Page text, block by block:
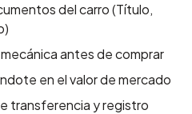
del carro (Título,
antes de comprar
en el valor de mercado
transferencia y registro